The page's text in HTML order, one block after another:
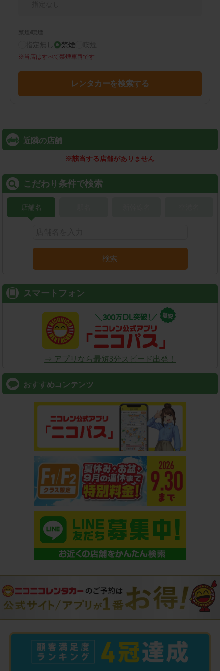
禁煙/喫煙
指定無し 禁煙 喫煙
※ 当店はすべて禁煙車両です
レンタカーを検索する
近隣の店舗
※該当する店舗がありません
こだわり条件で検索
店舗名
検索
スマートフォン
⇒ アプリなら最短3分スピード出発！
おすすめコンテンツ